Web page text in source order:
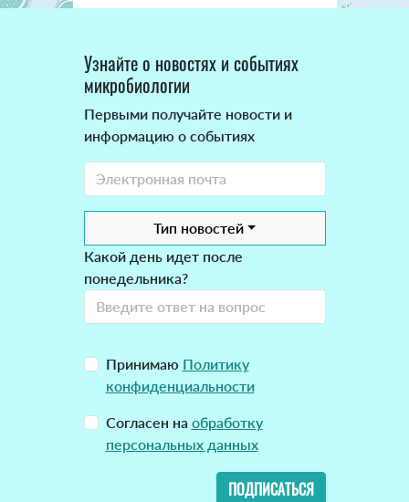
Узнайте о новостях и событиях
микробиологии
Первыми получайте новости и
информацию о событиях
Тип новостей
Какой день идет после
понедельника?
Принимаю Политику
конфиденциальности
Согласен на обработку
персональных данных
ПОДПИСАТЬСЯ